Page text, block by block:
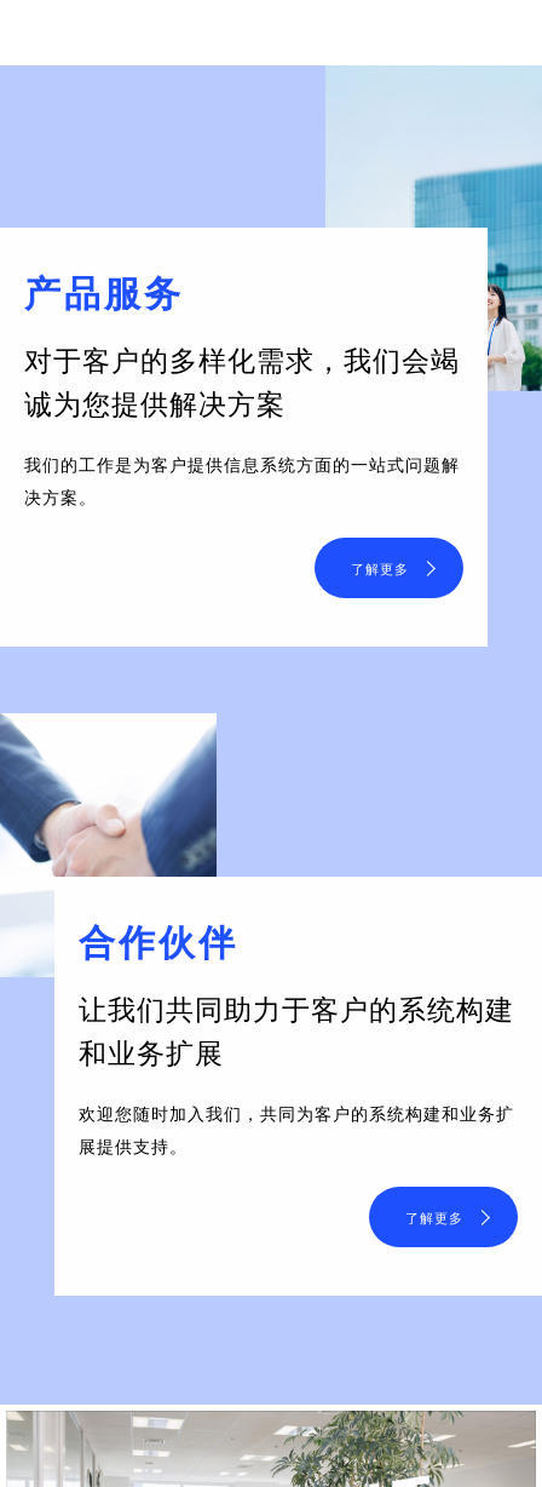
产品服务
对于客户的多样化需求， 我们会竭
诚为您提供解决方案
我们的工作是为客户提供信息系统方面的一站式问题解
决方案。
了解更多
合作伙伴
让我们共同助力于客户的系统构建
和业务扩展
欢迎您随时加入我们，共同为客户的系统构建和业务扩
展提供支持。
了解更多